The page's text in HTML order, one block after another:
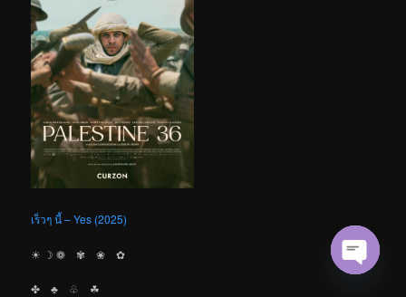
เร็วๆ นี้ – Yes (2025)
☀︎ ☽ ❁ ✾ ❀ ✿
✤ ♣︎ ♧ ☘︎